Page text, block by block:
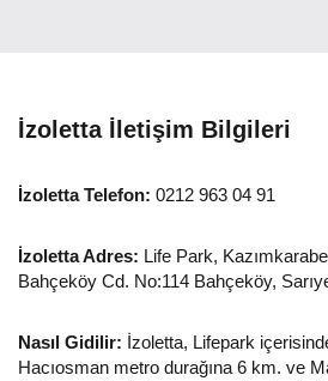
İzoletta İletişim Bilgileri
İzoletta Telefon: 0212 963 04 91
İzoletta Adres: Life Park,
Bahçeköy Cd. No:114 Bahçeköy,
Nasıl Gidilir: İzoletta, Lifepark
Hacıosman metro durağına 6 km. ve